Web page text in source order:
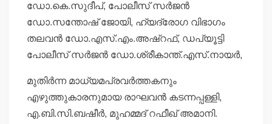
ഡോ.കെ.സുദീപ്, പോലീസ് സര്‍ജന്‍
ഡോ.സന്തോഷ് ജോയി, ഹ്യദ്രോഗ വിഭാഗം
തലവന്‍ ഡോ.എസ്.എം.അഷ്‌റഫ്, ഡപ്യൂട്ടി
പോലീസ് സര്‍ജന്‍ ഡോ.ശ്രീകാന്ത്.എസ്.നായര്‍,
മുതിര്‍ന്ന മാധ്യമപ്രവര്‍ത്തകനും
എഴുത്തുകാരനുമായ രാഘവന്‍ കടന്നപ്പള്ളി,
എ.ബി.സി.ബഷീര്‍, മുഹമ്മദ് റഫീഖ് അമാനി.